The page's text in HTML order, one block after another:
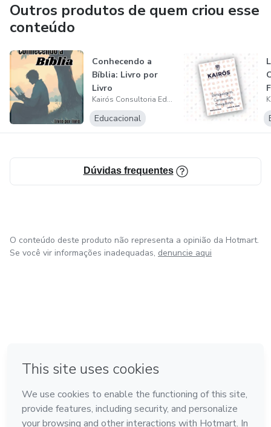
Outros produtos de quem criou esse
conteúdo
Conhecendo a
Bíblia: Livro por
Livro
Kairós Consultoria Educacional
Educacional
Dúvidas frequentes
O conteúdo deste produto não representa a opinião da Hotmart.
Se você vir informações inadequadas, denuncie aqui
Feito com ❤ em Bogotá